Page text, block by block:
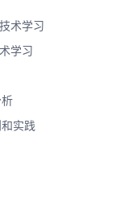
术学习
学习
实践